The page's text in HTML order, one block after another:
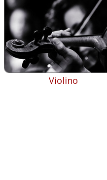
Violino